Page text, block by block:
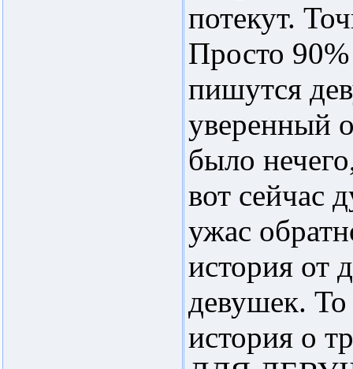
потекут.
Просто
пишутся
уверенный
было
вот сейчас
ужас
история от
девушек.
история о